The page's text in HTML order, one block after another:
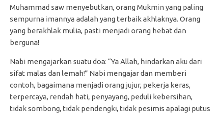
Muhammad saw menyebutkan, orang Mukmin yang paling
sempurna imannya adalah yang terbaik akhlaknya. Orang
yang berakhlak mulia, pasti menjadi orang hebat dan
berguna!
Nabi mengajarkan suatu doa: “Ya Allah, hindarkan aku dari
sifat malas dan lemah!” Nabi mengajar dan memberi
contoh, bagaimana menjadi orang jujur, pekerja keras,
terpercaya, rendah hati, penyayang, peduli kebersihan,
tidak sombong, tidak pendengki, tidak pesimis apalagi putus